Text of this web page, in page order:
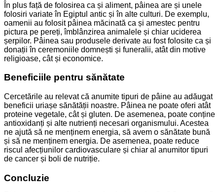
În plus față de folosirea ca și aliment, pâinea are și unele
folosiri variate în Egiptul antic și în alte culturi. De exemplu,
oamenii au folosit pâinea măcinată ca și amestec pentru
pictura pe pereți, îmblânzirea animalele și chiar uciderea
șerpilor. Pâinea sau produsele derivate au fost folosite ca și
donații în ceremoniile domnești și funeralii, atât din motive
religioase, cât și economice.
Beneficiile pentru sănătate
Cercetările au relevat că anumite tipuri de pâine au adăugat
beneficii uriașe sănătății noastre. Pâinea ne poate oferi atât
proteine vegetale, cât și gluten. De asemenea, poate conține
antioxidanți și alte nutrienți necesari organismului. Acestea
ne ajută să ne menținem energia, să avem o sănătate bună
și să ne menținem energia. De asemenea, poate reduce
riscul afecțiunilor cardiovasculare și chiar al anumitor tipuri
de cancer și boli de nutriție.
Concluzie